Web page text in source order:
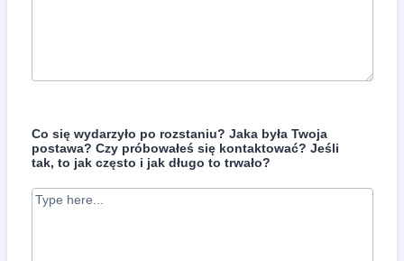
Co się wydarzyło po rozstaniu? Jaka była Twoja
postawa? Czy próbowałeś się kontaktować? Jeśli
tak, to jak często i jak długo to trwało?